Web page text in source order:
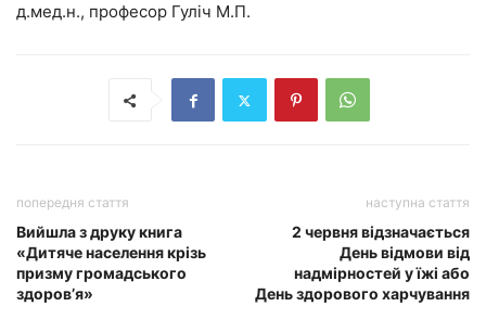
д.мед.н., професор Гуліч М.П.
попередня стаття
Вийшла з друку книга
«Дитяче населення крізь
призму громадського
здоров’я»
наступна стаття
2 червня відзначається
День відмови від
надмірностей у їжі або
День здорового харчування